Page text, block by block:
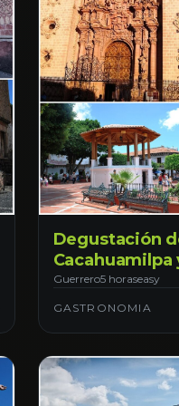
Degustación
Cacahuamilpa
Guerrero5 horaseasy
GASTRONOMIA